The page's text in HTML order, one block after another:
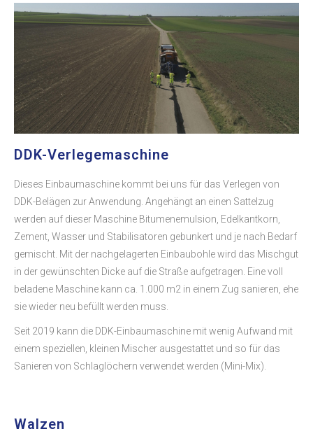
DDK-Verlegemaschine
Dieses Einbaumaschine kommt bei uns für das Verlegen von
DDK-Belägen zur Anwendung. Angehängt an einen Sattelzug
werden auf dieser Maschine Bitumenemulsion, Edelkantkorn,
Zement, Wasser und Stabilisatoren gebunkert und je nach Bedarf
gemischt. Mit der nachgelagerten Einbaubohle wird das Mischgut
in der gewünschten Dicke auf die Straße aufgetragen. Eine voll
beladene Maschine kann ca. 1.000 m2 in einem Zug sanieren, ehe
sie wieder neu befüllt werden muss.
Seit 2019 kann die DDK-Einbaumaschine mit wenig Aufwand mit
einem speziellen, kleinen Mischer ausgestattet und so für das
Sanieren von Schlaglöchern verwendet werden (Mini-Mix).
Walzen